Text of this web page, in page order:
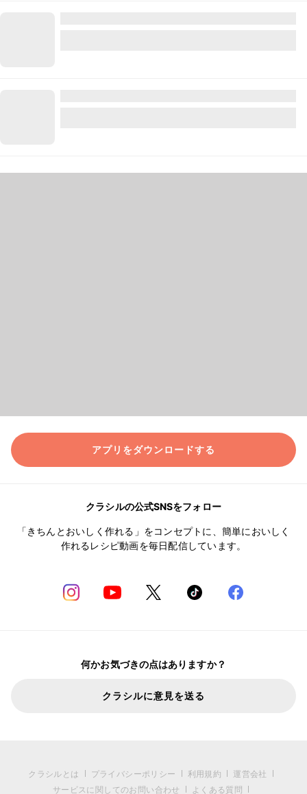
アプリをダウンロードする
クラシルの公式SNSをフォロー
「きちんとおいしく作れる」をコンセプトに、簡単においしく
作れるレシピ動画を毎日配信しています。
何かお気づきの点はありますか？
クラシルに意見を送る
クラシルとは プライバシーポリシー 利用規約
運営会社
サービスに関してのお問い合わせ
よくある質問